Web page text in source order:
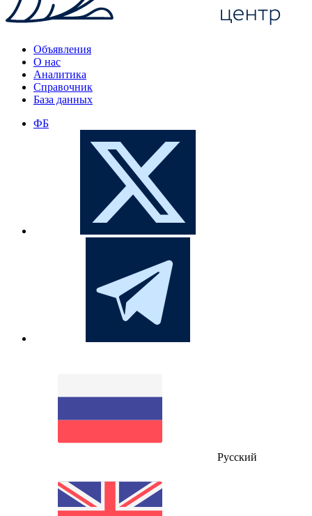
Объявления
О нас
Аналитика
Справочник
База данных
ФБ
Русский